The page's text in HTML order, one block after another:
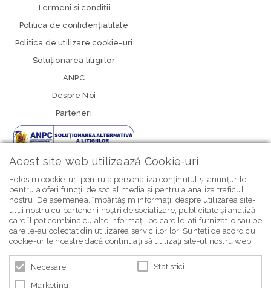
Termeni si condiţii
Politica de confidenţialitate
Politica de utilizare cookie-uri
Soluționarea litigiilor
ANPC
Despre Noi
Parteneri
newsletter Bebe Brands
Acest site web utilizează Cookie-uri
Folosim cookie-uri pentru a personaliza conținutul și anunțurile,
pentru a oferi funcții de social media și pentru a analiza traficul
nostru. De asemenea, împărtășim informații despre utilizarea site-
ului nostru cu partenerii noștri de socializare, publicitate și analiză,
care îl pot combina cu alte informații pe care le-ați furnizat-o sau pe
care le-au colectat din utilizarea serviciilor lor. Sunteți de acord cu
cookie-urile noastre dacă continuați să utilizați site-ul nostru web.
Necesare Statistici
Marketing